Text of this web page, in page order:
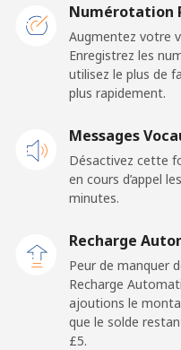
El Salvador
Ligne fixe ⁦18.9p⁩
Claro
Landlines
⁦9.9p⁩
Equatorial Guinea
All country
Numérotation
Augmentez votre
Enregistrez les
utilisez le plus de
plus rapidement.
Messages
Désactivez cette
en cours d’appel
minutes.
Recharge
Peur de manquer
Recharge
ajoutions le
que le solde
⁦£5⁩.